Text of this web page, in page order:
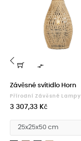

Závěsné svítidlo Horn
Přírodní Závěsné Lampy
Cena
3 307,33 Kč